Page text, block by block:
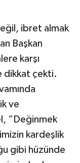
ibret almak
Başkan
karşı
dikkat çekti.
ve
“Değinmek
kardeşlik
gibi hüzünde